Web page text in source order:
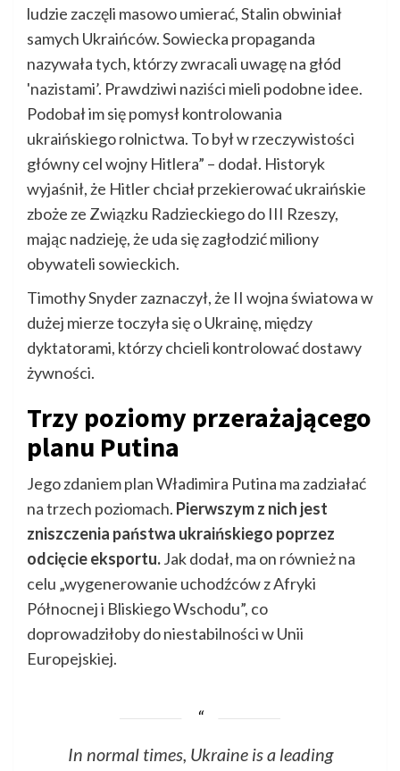
ludzie zaczęli masowo umierać, Stalin obwiniał
samych Ukraińców. Sowiecka propaganda
nazywała tych, którzy zwracali uwagę na głód
'nazistami’. Prawdziwi naziści mieli podobne idee.
Podobał im się pomysł kontrolowania
ukraińskiego rolnictwa. To był w rzeczywistości
główny cel wojny Hitlera” – dodał. Historyk
wyjaśnił, że Hitler chciał przekierować ukraińskie
zboże ze Związku Radzieckiego do III Rzeszy,
mając nadzieję, że uda się zagłodzić miliony
obywateli sowieckich.
Timothy Snyder zaznaczył, że II wojna światowa w
dużej mierze toczyła się o Ukrainę, między
dyktatorami, którzy chcieli kontrolować dostawy
żywności.
Trzy poziomy przerażającego
planu Putina
Jego zdaniem plan Władimira Putina ma zadziałać
na trzech poziomach. Pierwszym z nich jest
zniszczenia państwa ukraińskiego poprzez
odcięcie eksportu.Jak dodał, ma on również na
celu „wygenerowanie uchodźców z Afryki
Północnej i Bliskiego Wschodu”, co
doprowadziłoby do niestabilności w Unii
Europejskiej.
In normal times, Ukraine is a leading